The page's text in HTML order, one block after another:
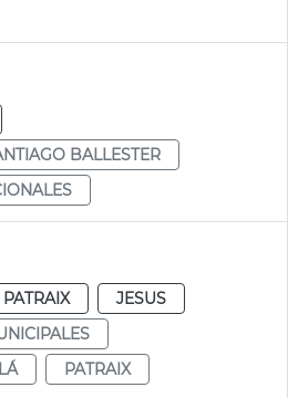
BALLESTER
PATRAIX
JESUS
PATRAIX